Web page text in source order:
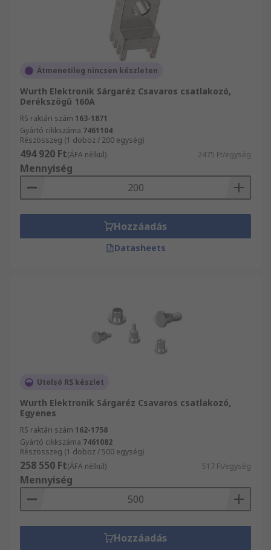
Átmenetileg nincsen készleten
Wurth Elektronik Sárgaréz Csavaros csatlakozó,
Derékszögű 160A
RS raktári szám 163-1871
Gyártó cikkszáma 7461104
Részösszeg (1 doboz / 200 egység)
494 920 Ft(ÁFA nélkül) 2475 Ft/egység
Mennyiség
Hozzáadás
Datasheets
Utolsó RS készlet
Wurth Elektronik Sárgaréz Csavaros csatlakozó,
Egyenes
RS raktári szám 162-1758
Gyártó cikkszáma 7461082
Részösszeg (1 doboz / 500 egység)
258 550 Ft(ÁFA nélkül) 517 Ft/egység
Mennyiség
Hozzáadás